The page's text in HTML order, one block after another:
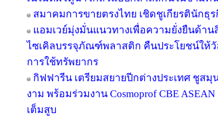
สมาคมการขายตรงไทย เชิดชูเกียรตินักธุ
แอมเวย์มุ่งมั่นแนวทางเพื่อความยั่งยืนด้า
ไซเคิลบรรจุภัณฑ์พลาสติก คืนประโยชน์ให้
การใช้ทรัพยากร
กิฟฟารีน เตรียมสยายปีกต่างประเทศ ชูสมุ
งาม พร้อมร่วมงาน Cosmoprof CBE
เต็มสูบ